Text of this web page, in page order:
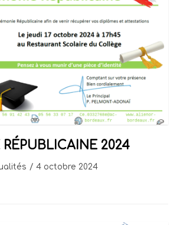
2024
4 octobre 2024